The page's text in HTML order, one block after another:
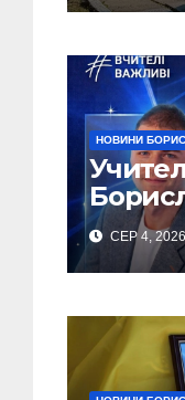
НОВИНИ
СЕР 4, 2026